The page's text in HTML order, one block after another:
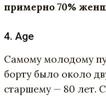
примерно 70%
4. Age
Самому молодому
борту было около
старшему — 80 лет.